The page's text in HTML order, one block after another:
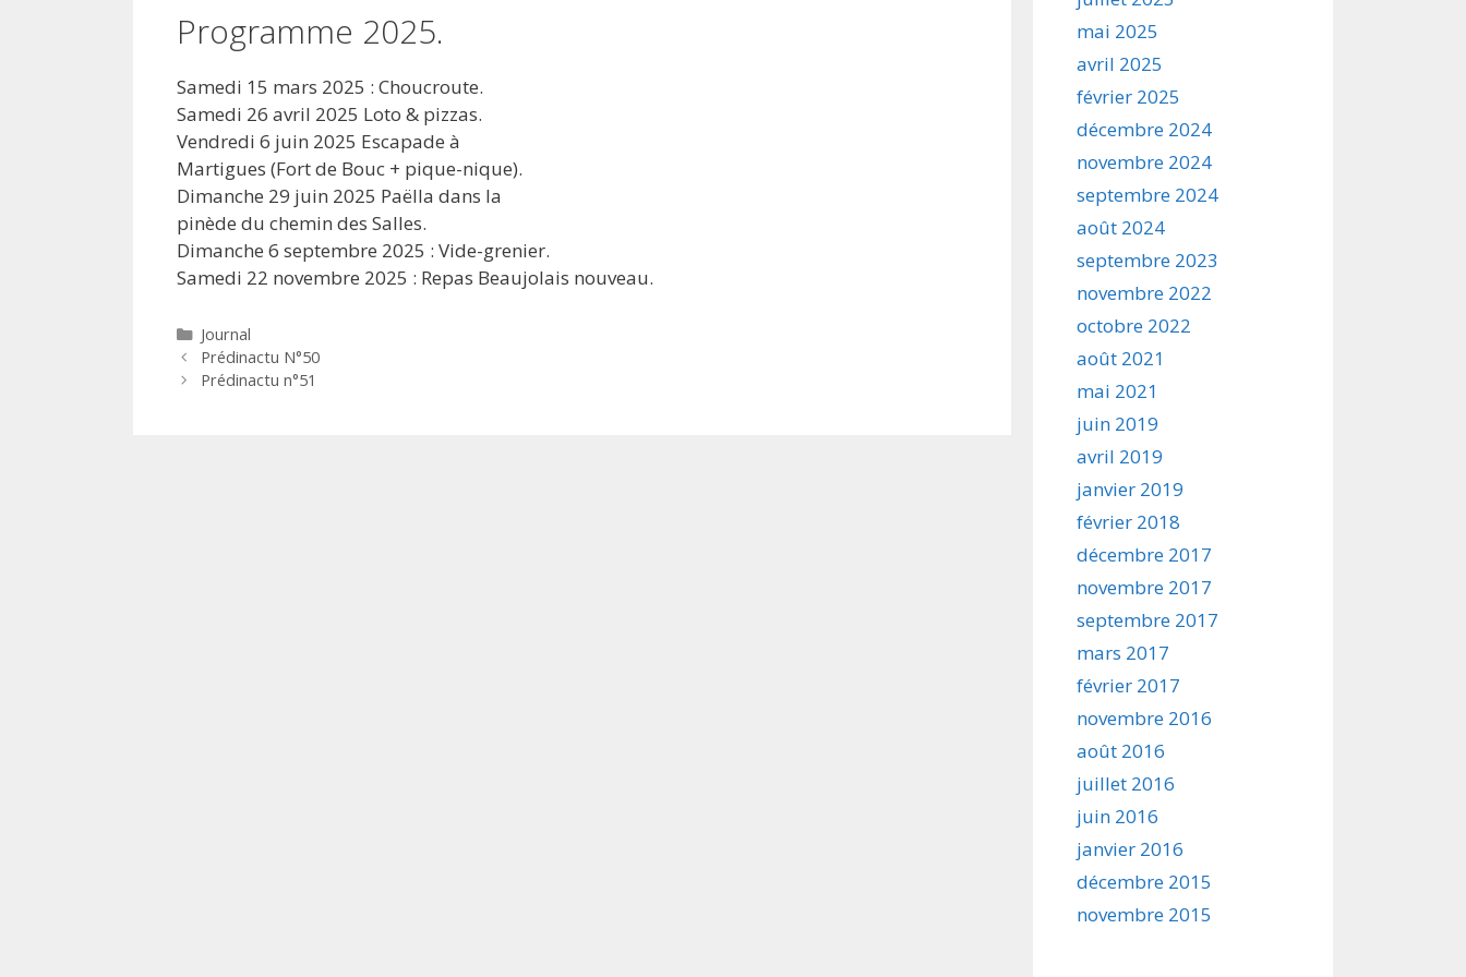
Programme 2025.
Samedi 15 mars 2025 : Choucroute.
Samedi 26 avril 2025 Loto & pizzas.
Vendredi 6 juin 2025 Escapade à
Martigues (Fort de Bouc + pique-nique).
Dimanche 29 juin 2025 Paëlla dans la
pinède du chemin des Salles.
Dimanche 6 septembre 2025 : Vide-grenier.
Samedi 22 novembre 2025 : Repas Beaujolais nouveau.
Catégories
Journal
Prédinactu N°50
Prédinactu n°51
mai 2025
avril 2025
février 2025
décembre 2024
novembre 2024
septembre 2024
août 2024
septembre 2023
novembre 2022
octobre 2022
août 2021
mai 2021
juin 2019
avril 2019
janvier 2019
février 2018
décembre 2017
novembre 2017
septembre 2017
mars 2017
février 2017
novembre 2016
août 2016
juillet 2016
juin 2016
janvier 2016
décembre 2015
novembre 2015